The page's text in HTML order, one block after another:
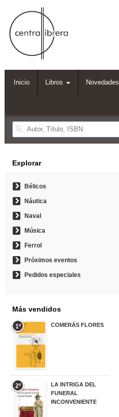
Inicio Libros Novedades
Explorar
Bélicos
Náutica
Naval
Música
Ferrol
Próximos eventos
Pedidos especiales
Más vendidos
1º COMERÁS FLORES
2º
LA INTRIGA DEL
FUNERAL
INCONVENIENTE